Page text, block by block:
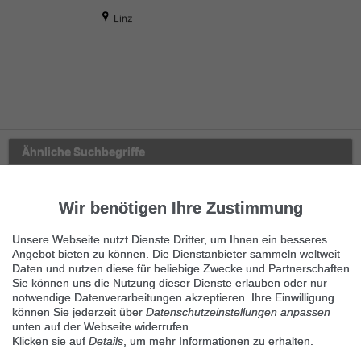
Linz
Ähnliche Suchbegriffe
Haus & Garten
Gartengeräte
Garten- & Gewächshäuser
Pflanzen, Bäume, Sträucher
Wir benötigen Ihre Zustimmung
Unsere Webseite nutzt Dienste Dritter, um Ihnen ein besseres
Angebot bieten zu können. Die Dienstanbieter sammeln weltweit
Daten und nutzen diese für beliebige Zwecke und Partnerschaften.
Sie können uns die Nutzung dieser Dienste erlauben oder nur
notwendige Datenverarbeitungen akzeptieren. Ihre Einwilligung
können Sie jederzeit über Datenschutzeinstellungen anpassen
unten auf der Webseite widerrufen.
Klicken sie auf Details , um mehr Informationen zu erhalten.